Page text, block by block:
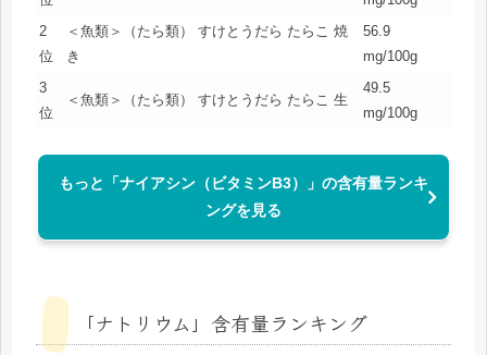
2
位
＜魚類＞（たら類） すけとうだら たらこ 焼
き
56.9
mg/100g
3
位
＜魚類＞（たら類） すけとうだら たらこ 生
49.5
mg/100g
もっと「ナイアシン（ビタミンB3）」の含有量ランキ
ングを見る
「ナトリウム」含有量ランキング